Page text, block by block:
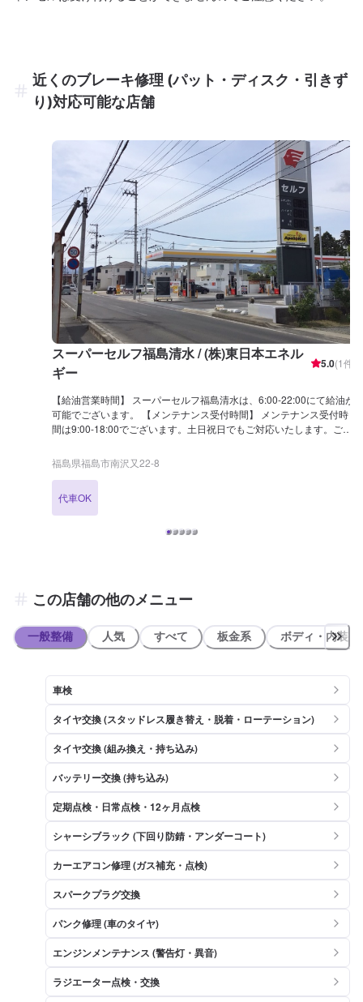
近くのブレーキ修理 (パット・ディスク・引きず
り)対応可能な店舗
スーパーセルフ福島清水 / (株)東日本エネル
ギー
5.0(1件)
【給油営業時間】 スーパーセルフ福島清水は、6:00-22:00にて給油が
可能でございます。 【メンテナンス受付時間】 メンテナンス受付時
間は9:00-18:00でございます。土日祝日でもご対応いたします。ご予
会員の登録で、BOXティッシュ5箱プレゼント！ 燃料割引の特典付き
です！ 【国家資格保持者が在籍】 当店は3級整備士が1名在籍してい
ス】 バス停「熊の辻」の近くでございます。出光マークが目印でござ
います。
福島県福島市南沢又22-8
代車OK
この店舗の他のメニュー
一般整備 人気 すべて 板金系 ボディ・内装
車検
タイヤ交換 (スタッドレス履き替え・脱着・ローテーション)
タイヤ交換 (組み換え・持ち込み)
バッテリー交換 (持ち込み)
定期点検・日常点検・12ヶ月点検
シャーシブラック (下回り防錆・アンダーコート)
カーエアコン修理 (ガス補充・点検)
スパークプラグ交換
パンク修理 (車のタイヤ)
エンジンメンテナンス (警告灯・異音)
ラジエーター点検・交換